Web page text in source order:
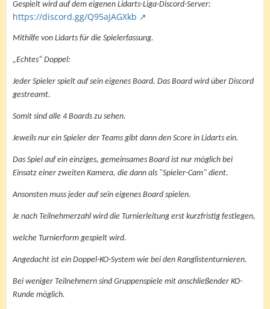
Gespielt wird auf dem eigenen Lidarts-Liga-Discord-Server:
https://discord.gg/Q95aJAGXkb
Mithilfe von Lidarts für die Spielerfassung.
„Echtes“ Doppel:
Jeder Spieler spielt auf sein eigenes Board. Das Board wird über Discord
gestreamt.
Somit sind alle 4 Boards zu sehen.
Jeweils nur ein Spieler der Teams gibt dann den Score in Lidarts ein.
Das Spiel auf ein einziges, gemeinsames Board ist nur möglich bei
Einsatz einer zweiten Kamera, die dann als "Spieler-Cam" dient.
Ansonsten muss jeder auf sein eigenes Board spielen.
Je nach Teilnehmerzahl wird die Turnierleitung erst kurzfristig festlegen,
welche Turnierform gespielt wird.
Angedacht ist ein Doppel-KO-System wie bei den Ranglistenturnieren.
Bei weniger Teilnehmern sind Gruppenspiele mit anschließender KO-
Runde möglich.